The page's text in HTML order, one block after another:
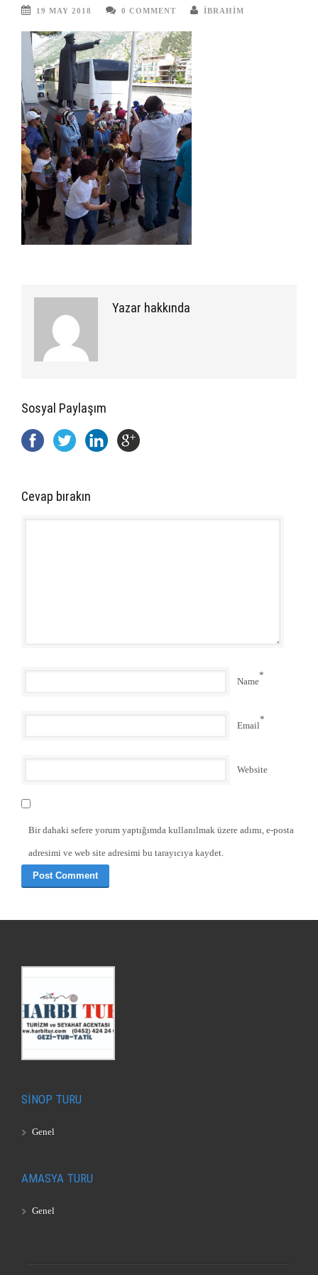
19 MAY 2018 0 COMMENT IBRAHIM
Yazar hakkında
Sosyal Paylaşım
Cevap bırakın
Name
*
Email
*
Website
Bir dahaki sefere yorum yaptığımda kullanılmak üzere adımı, e-posta
adresimi ve web site adresimi bu tarayıcıya kaydet.
SİNOP TURU
Genel
AMASYA TURU
Genel